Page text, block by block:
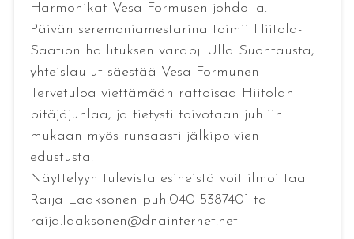
Harmonikat Vesa Formusen johdolla.
Päivän seremoniamestarina toimii Hiitola-
Säätiön hallituksen varapj. Ulla Suontausta,
yhteislaulut säestää Vesa Formunen
Tervetuloa viettämään rattoisaa Hiitolan
pitäjäjuhlaa, ja tietysti toivotaan juhliin
mukaan myös runsaasti jälkipolvien
edustusta.
Näyttelyyn tulevista esineistä voit ilmoittaa
Raija Laaksonen puh.040 5387401 tai
raija.laaksonen@dnainternet.net